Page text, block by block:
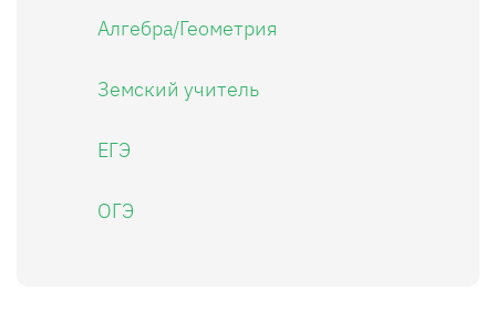
Алгебра/Геометрия
Земский учитель
ЕГЭ
ОГЭ